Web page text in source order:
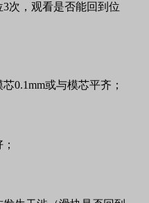
次，观看是否能回到位
0.1mm或与模芯平齐；